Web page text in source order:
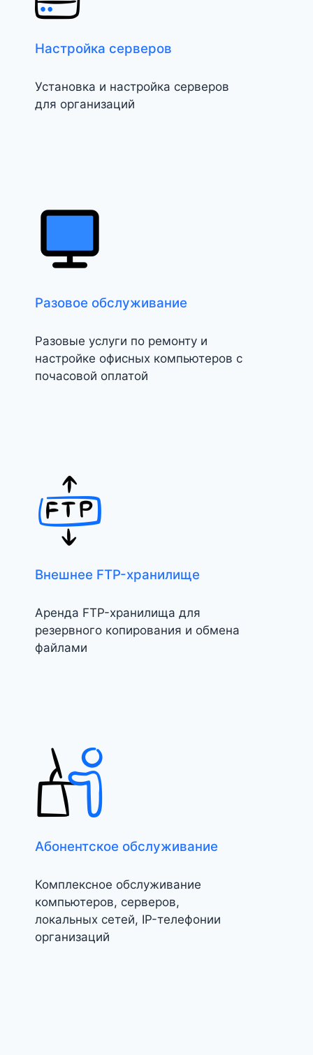
Настройка серверов
Установка и настройка серверов
для организаций
Разовое обслуживание
Разовые услуги по ремонту и
настройке офисных компьютеров с
почасовой оплатой
Внешнее FTP-хранилище
Аренда FTP-хранилища для
резервного копирования и обмена
файлами
Абонентское обслуживание
Комплексное обслуживание
компьютеров, серверов,
локальных сетей, IP-телефонии
организаций